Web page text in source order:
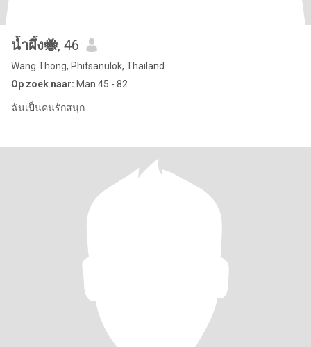
น้ำผึ้ง🐝, 46
Wang Thong, Phitsanulok, Thailand
Op zoek naar: Man 45 - 82
ฉันเป็นคนรักสนุก